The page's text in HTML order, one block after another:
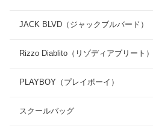
JACK BLVD（ジャックブルバード）
Rizzo Diablito（リゾディアブリート）
PLAYBOY（プレイボーイ）
スクールバッグ